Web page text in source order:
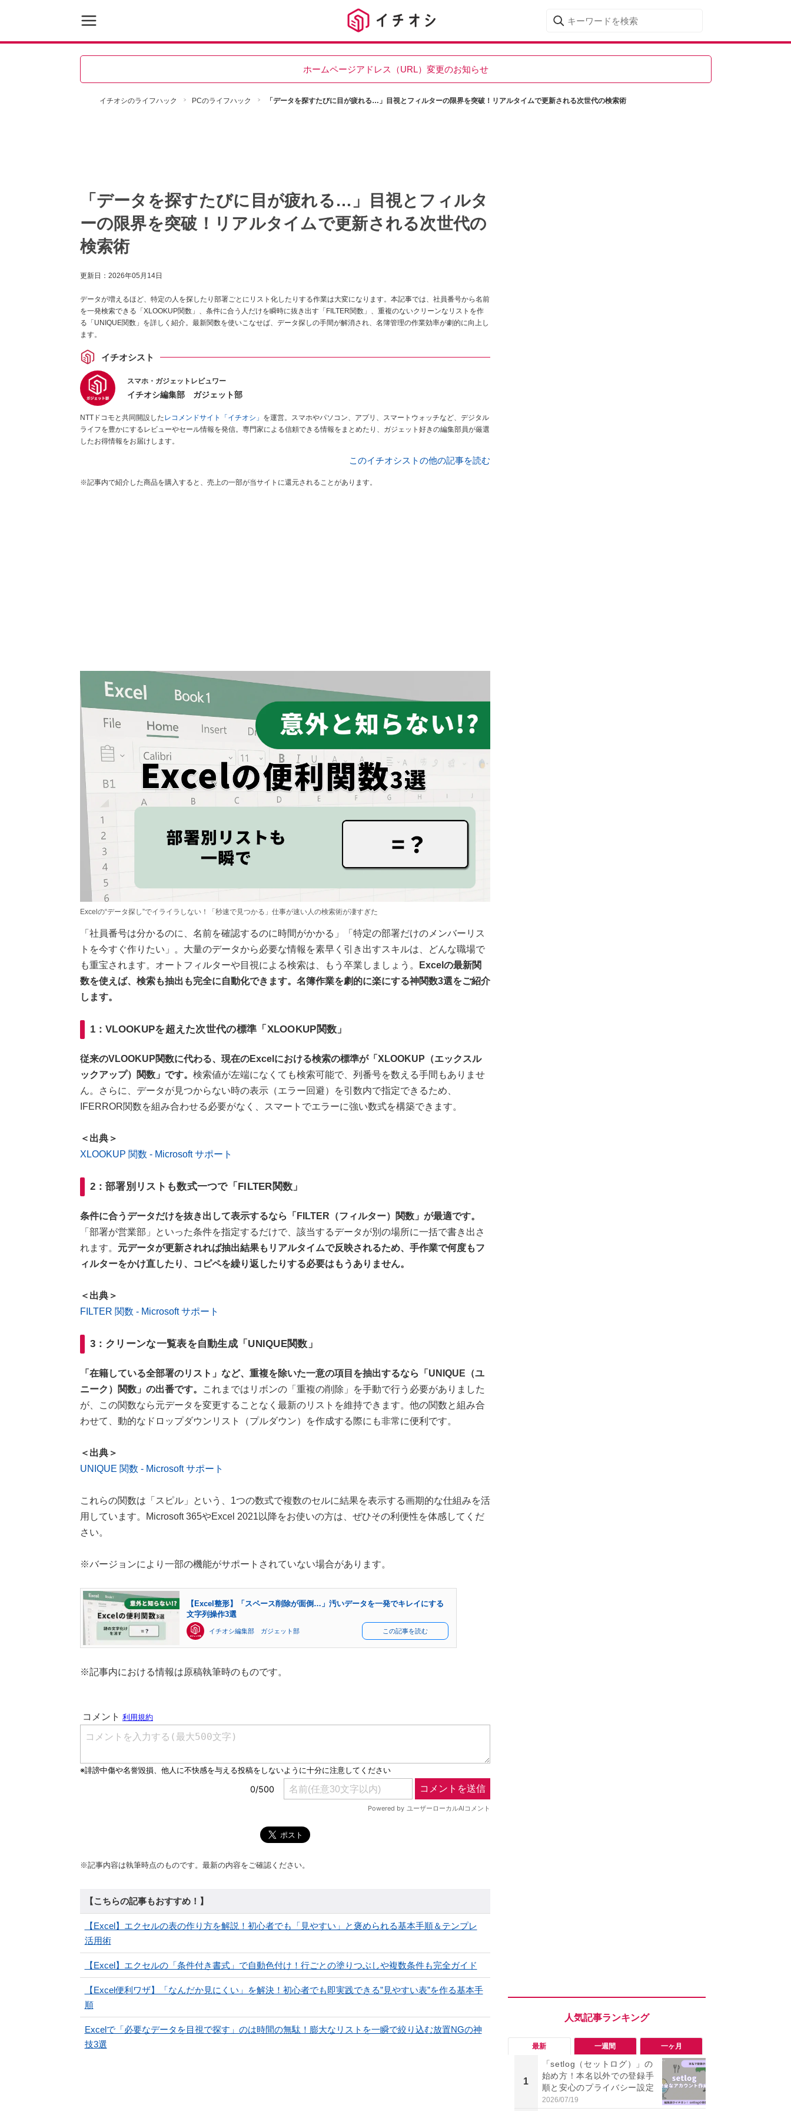
ホームページアドレス（URL）変更のお知らせ
イチオシのライフハック PCのライフハック 「データを探すたびに目が疲れる…」目視とフィルターの限界を突破！リアルタイムで更新される次世代の検索術
「データを探すたびに目が疲れる…」目視とフィルタ
ーの限界を突破！リアルタイムで更新される次世代の
検索術
更新日： 2026年05月14日
データが増えるほど、特定の人を探したり部署ごとにリスト化したりする作業は大変になります。本記事では、社員番号から名前
を一発検索できる「XLOOKUP関数」、条件に合う人だけを瞬時に抜き出す「FILTER関数」、重複のないクリーンなリストを作
る「UNIQUE関数」を詳しく紹介。最新関数を使いこなせば、データ探しの手間が解消され、名簿管理の作業効率が劇的に向上し
ます。
イチオシスト
スマホ・ガジェットレビュワー
イチオシ編集部 ガジェット部
NTTドコモと共同開設したレコメンドサイト「イチオシ」 を運営。スマホやパソコン、アプリ、スマートウォッチなど、デジタル
ライフを豊かにするレビューやセール情報を発信。専門家による信頼できる情報をまとめたり、ガジェット好きの編集部員が厳選
したお得情報をお届けします。
このイチオシストの他の記事を読む
※記事内で紹介した商品を購入すると、売上の一部が当サイトに還元されることがあります。
Excelの“データ探し”でイライラしない！「秒速で見つかる」仕事が速い人の検索術が凄すぎた
「社員番号は分かるのに、名前を確認するのに時間がかかる」「特定の部署だけのメンバーリス
トを今すぐ作りたい」。大量のデータから必要な情報を素早く引き出すスキルは、どんな職場で
も重宝されます。オートフィルターや目視による検索は、もう卒業しましょう。
Excelの最新関
数を使えば、検索も抽出も完全に自動化できます。名簿作業を劇的に楽にする神関数3選をご紹介
します。
1：VLOOKUPを超えた次世代の標準「XLOOKUP関数」
従来のVLOOKUP関数に代わる、現在のExcelにおける検索の標準が「XLOOKUP（エックスル
ックアップ）関数」です。 検索値が左端になくても検索可能で、列番号を数える手間もありませ
ん。さらに、データが見つからない時の表示（エラー回避）を引数内で指定できるため、
IFERROR関数を組み合わせる必要がなく、スマートでエラーに強い数式を構築できます。
＜出典＞
XLOOKUP 関数 - Microsoft サポート
2：部署別リストも数式一つで「FILTER関数」
条件に合うデータだけを抜き出して表示するなら「FILTER（フィルター）関数」が最適です。
「部署が営業部」といった条件を指定するだけで、該当するデータが別の場所に一括で書き出さ
れます。 元データが更新されれば抽出結果もリアルタイムで反映されるため、手作業で何度もフ
ィルターをかけ直したり、コピペを繰り返したりする必要はもうありません。
＜出典＞
FILTER 関数 - Microsoft サポート
3：クリーンな一覧表を自動生成「UNIQUE関数」
「在籍している全部署のリスト」など、重複を除いた一意の項目を抽出するなら「UNIQUE（ユ
ニーク）関数」の出番です。
これまではリボンの「重複の削除」を手動で行う必要がありました
が、この関数なら元データを変更することなく最新のリストを維持できます。他の関数と組み合
わせて、動的なドロップダウンリスト（プルダウン）を作成する際にも非常に便利です。
＜出典＞
UNIQUE 関数 - Microsoft サポート
これらの関数は「スピル」という、1つの数式で複数のセルに結果を表示する画期的な仕組みを活
用しています。Microsoft 365やExcel 2021以降をお使いの方は、ぜひその利便性を体感してくだ
さい。
※バージョンにより一部の機能がサポートされていない場合があります。
【Excel整形】「スペース削除が面倒…」汚いデータを一発でキレイにする
文字列操作3選
イチオシ編集部 ガジェット部 この記事を読む
※記事内における情報は原稿執筆時のものです。
※記事内容は執筆時点のものです。最新の内容をご確認ください。
【こちらの記事もおすすめ！】
【Excel】エクセルの表の作り方を解説！初心者でも「見やすい」と褒められる基本手順＆テンプレ
活用術
【Excel】エクセルの「条件付き書式」で自動色付け！行ごとの塗りつぶしや複数条件も完全ガイド
【Excel便利ワザ】「なんだか見にくい」を解決！初心者でも即実践できる”見やすい表”を作る基本手
順
Excelで「必要なデータを目視で探す」のは時間の無駄！膨大なリストを一瞬で絞り込む放置NGの神
技3選
最新 一週間 一ヶ月
1
「setlog（セットログ）」の
始め方！本名以外での登録手
順と安心のプライバシー設定
2026/07/19